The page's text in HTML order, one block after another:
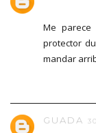
Me
protector
mandar
GUADA